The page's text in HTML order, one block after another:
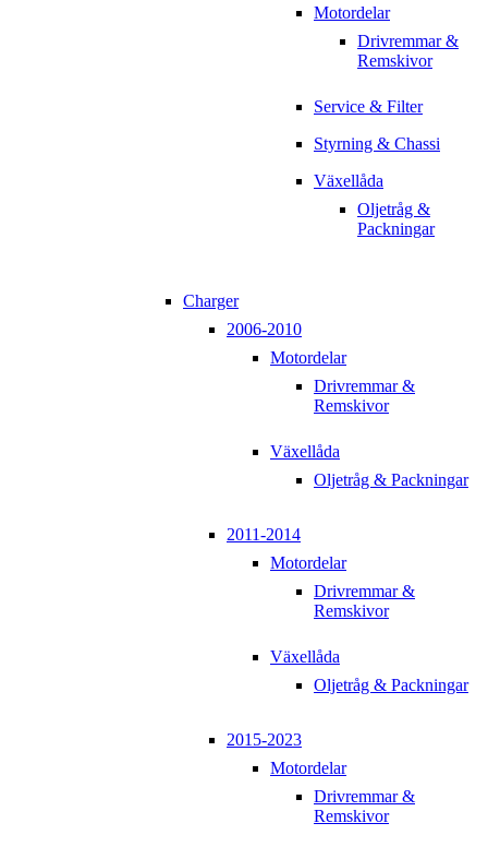
Motordelar
Drivremmar &
Remskivor
Service & Filter
Styrning & Chassi
Växellåda
Oljetråg &
Packningar
Charger
2006-2010
Motordelar
Drivremmar &
Remskivor
Växellåda
Oljetråg & Packningar
2011-2014
Motordelar
Drivremmar &
Remskivor
Växellåda
Oljetråg & Packningar
2015-2023
Motordelar
Drivremmar &
Remskivor